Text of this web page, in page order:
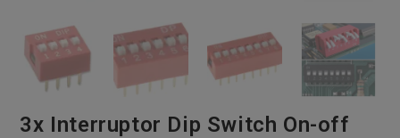
3x Interruptor Dip Switch On-off